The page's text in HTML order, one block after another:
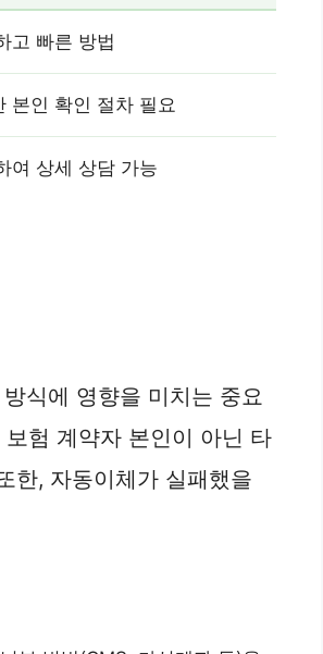
고 빠른 방법
본인 확인 절차 필요
여 상세 상담 가능
식에 영향을 미치는 중요
험 계약자 본인이 아닌 타
한, 자동이체가 실패했을